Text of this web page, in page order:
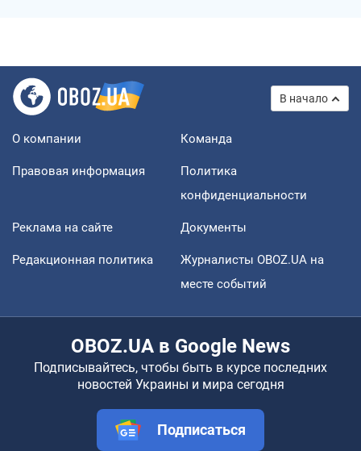
В начало
О компании Команда
Правовая информация
Политика
конфиденциальности
Реклама на сайте Документы
Редакционная политика
Журналисты OBOZ.UA на
месте событий
OBOZ.UA в Google News
Подписывайтесь, чтобы быть в курсе последних
новостей Украины и мира сегодня
Подписаться